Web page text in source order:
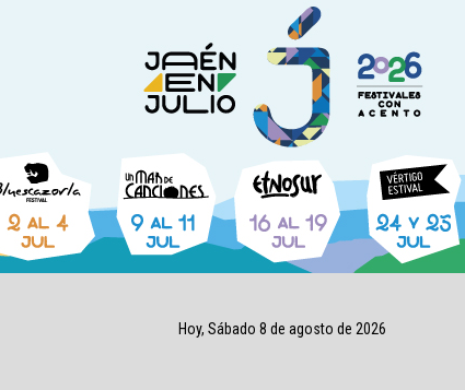
Hoy, Sábado 8 de agosto de 2026